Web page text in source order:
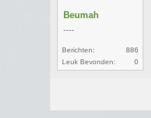
Beumah
----
Berichten:
886
Leuk Bevonden:
0